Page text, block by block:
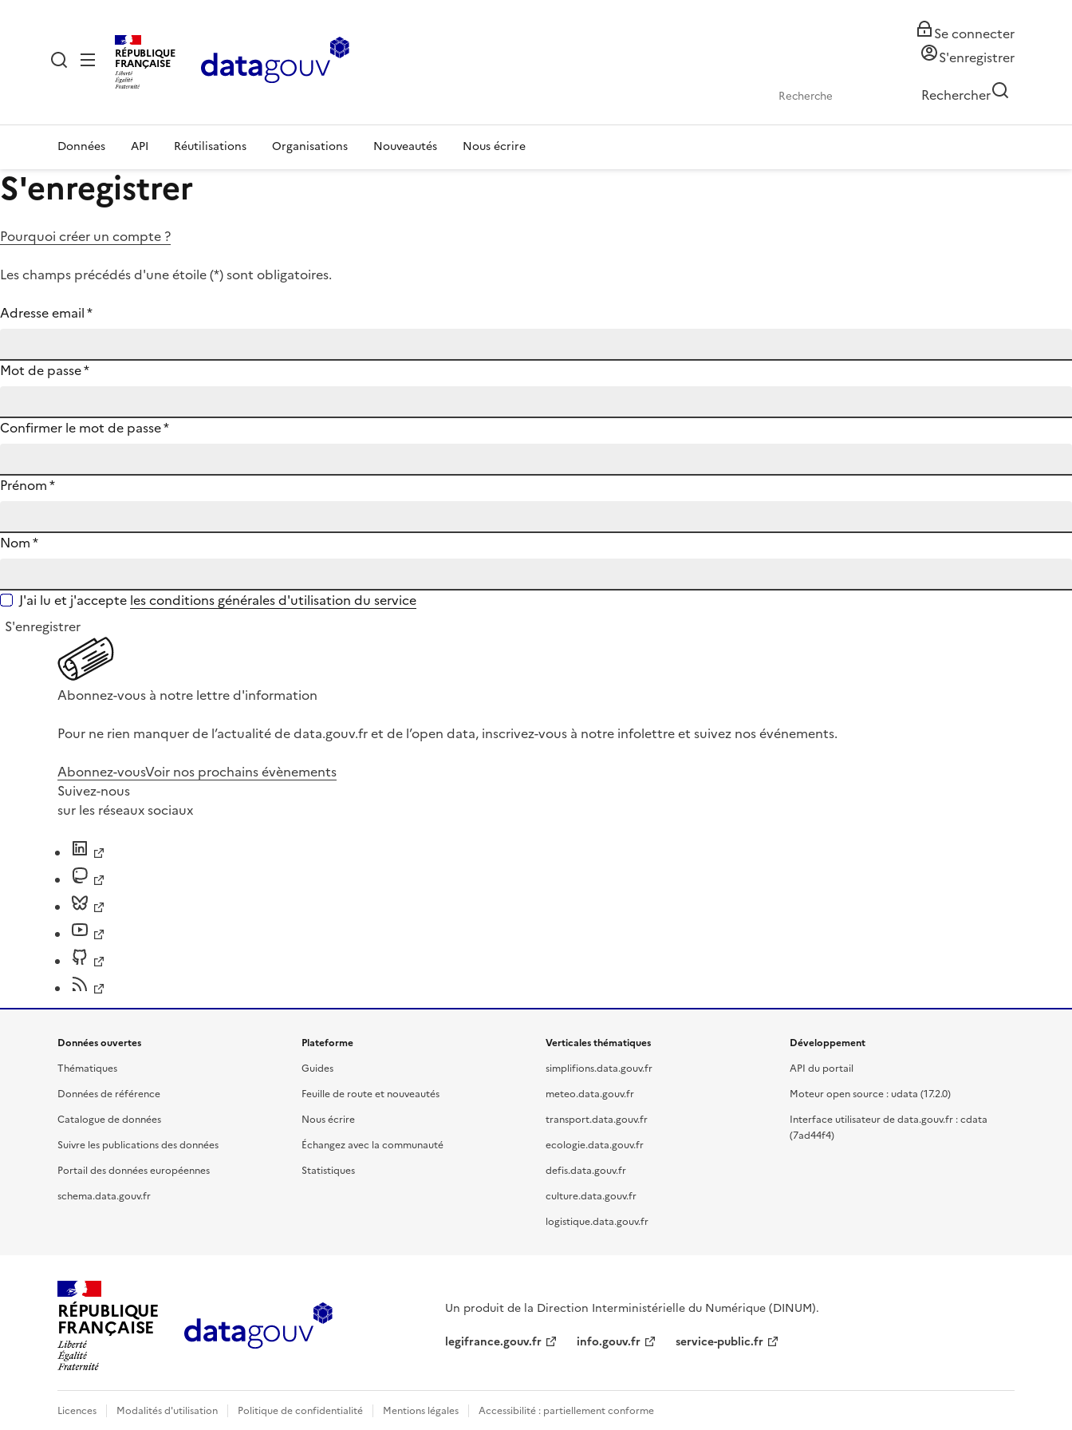
RÉPUBLIQUE
FRANÇAISE
Se connecter
S'enregistrer
Rechercher
Données API Réutilisations Organisations Nouveautés Nous écrire
S'enregistrer
Pourquoi créer un compte ?
Les champs précédés d'une étoile (*) sont obligatoires.
Adresse email*
Mot de passe*
Confirmer le mot de passe*
Prénom*
Nom*
J'ai lu et j'accepte les conditions générales d'utilisation du service
S'enregistrer
Abonnez-vous à notre lettre d'information
Pour ne rien manquer de l’actualité de data.gouv.fr et de l’open data, inscrivez-vous à notre infolettre et suivez nos événements.
Abonnez-vousVoir nos prochains évènements
Suivez-nous
sur les réseaux sociaux
Données ouvertes
Thématiques
Données de référence
Catalogue de données
Suivre les publications des données
Portail des données européennes
schema.data.gouv.fr
Plateforme
Guides
Feuille de route et nouveautés
Nous écrire
Échangez avec la communauté
Statistiques
Verticales thématiques
simplifions.data.gouv.fr
meteo.data.gouv.fr
transport.data.gouv.fr
ecologie.data.gouv.fr
defis.data.gouv.fr
culture.data.gouv.fr
logistique.data.gouv.fr
Développement
API du portail
Moteur open source : udata (17.2.0)
Interface utilisateur de data.gouv.fr : cdata
(7ad44f4)
RÉPUBLIQUE
FRANÇAISE
Un produit de la Direction Interministérielle du Numérique (DINUM).
legifrance.gouv.fr
info.gouv.fr service-public.fr
Licences Modalités d'utilisation Politique de confidentialité Mentions légales Accessibilité : partiellement conforme